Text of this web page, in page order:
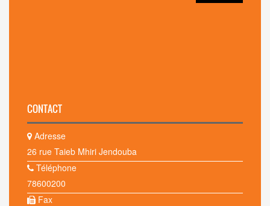
CONTACT
Adresse
26 rue Taieb Mhiri Jendouba
Téléphone
78600200
Fax